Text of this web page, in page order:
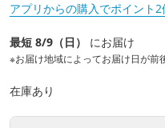
アプリからの購入でポイント2
最短 8/9（日） にお届け
※お届け地域によってお届け日が前
在庫あり